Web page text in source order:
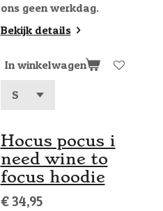
ons geen werkdag.
Bekijk details
In winkelwagen
Hocus pocus i
need wine to
focus hoodie
€ 34,95